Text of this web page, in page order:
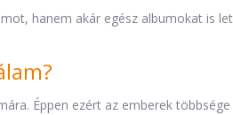
hanem akár egész albumokat is
Éppen ezért az emberek